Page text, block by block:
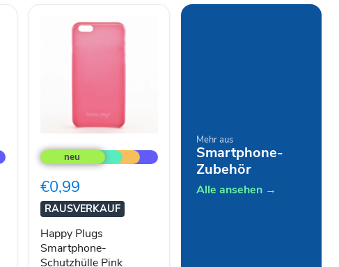
Plugs
Smartphone-
Pink
passend
für
Apple
iPhone
6,
€0,99
RAUSVERKAUF
Happy Plugs
Smartphone-
Schutzhülle Pink
Mehr aus
Smartphone-
Zubehör
Alle ansehen →